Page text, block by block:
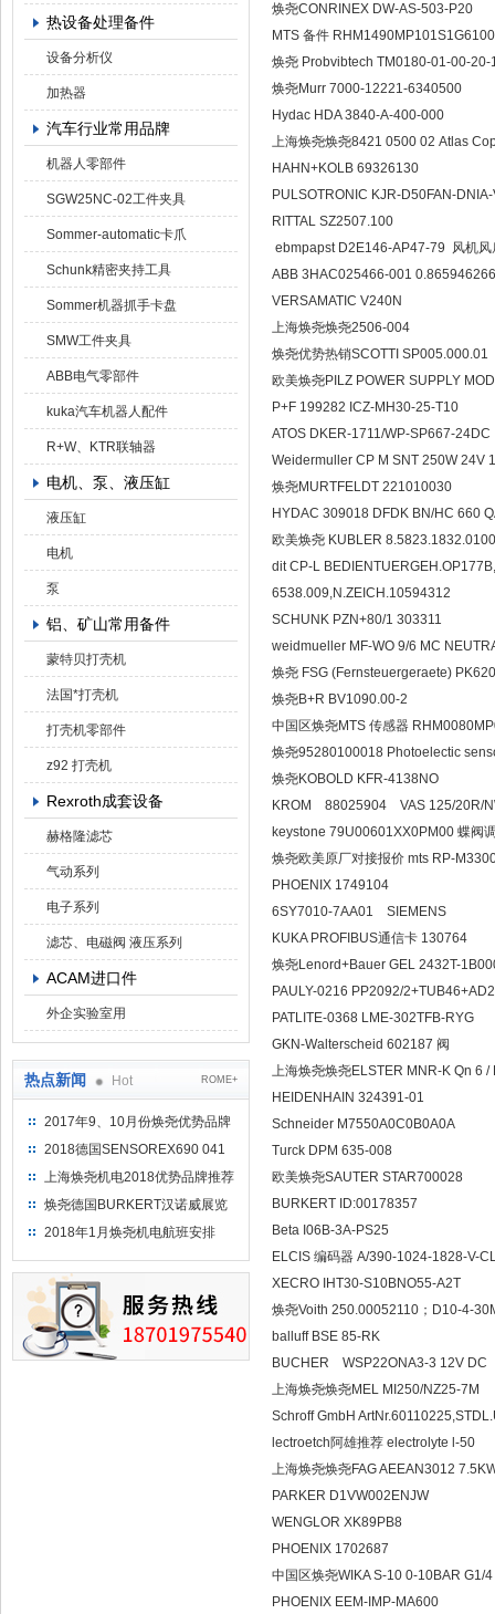
热设备处理备件
设备分析仪
加热器
汽车行业常用品牌
机器人零部件
SGW25NC-02工件夹具
Sommer-automatic卡爪
Schunk精密夹持工具
Sommer机器抓手卡盘
SMW工件夹具
ABB电气零部件
kuka汽车机器人配件
R+W、KTR联轴器
电机、泵、液压缸
液压缸
电机
泵
铝、矿山常用备件
蒙特贝打壳机
法国*打壳机
打壳机零部件
z92 打壳机
Rexroth成套设备
赫格隆滤芯
气动系列
电子系列
滤芯、电磁阀 液压系列
ACAM进口件
外企实验室用
热点新闻 Hot ROME+
2017年9、10月份焕尧优势品牌
推荐
2018德国SENSOREX690 041
415 D
上海焕尧机电2018优势品牌推荐
焕尧德国BURKERT汉诺威展览
（2018）
2018年1月焕尧机电航班安排
焕尧CONRINEX DW-AS-
MTS 备件
焕尧 Probvibtech TM0180-
焕尧Murr 7000-12221-
Hydac HDA 3840-A-400-
上海焕尧焕尧8421 0500 02
HAHN+KOLB
PULSOTRONIC KJR-
RITTAL SZ2507.100
ebmpapst D2E146-AP47-
ABB 3HAC025466-001
VERSAMATIC V240N
上海焕尧焕尧2506-004
焕尧优势热销SCOTTI
欧美焕尧PILZ POWER
P+F 199282 ICZ-MH30-
ATOS DKER-1711/WP-
Weidermuller CP M SNT
焕尧MURTFELDT
HYDAC 309018 DFDK BN/
欧美焕尧 KUBLER
dit CP-L
SCHUNK PZN+80/1
weidmueller MF-WO 9/6
焕尧 FSG
焕尧B+R BV1090.00-2
中国区焕尧MTS 传感器
焕尧95280100018
焕尧KOBOLD KFR-
KROM 88025904 VAS
keystone
焕尧欧美原厂对接报价 mts
PHOENIX 1749104
6SY7010-7AA01
KUKA PROFIBUS通信卡
焕尧Lenord+Bauer GEL
PAULY-0216 PP2092/
PATLITE-0368 LME-
GKN-Walterscheid
上海焕尧焕尧ELSTER MNR-
HEIDENHAIN 324391-
Schneider
Turck DPM 635-008
欧美焕尧SAUTER
BURKERT
Beta I06B-3A-PS25
ELCIS 编码器 A/390-1024-
XECRO IHT30-
焕尧Voith 250.00052110；
balluff BSE 85-RK
BUCHER
上海焕尧焕尧MEL MI250/
Schroff GmbH
lectroetch阿雄推荐
上海焕尧焕尧FAG
PARKER
WENGLOR XK89PB8
PHOENIX 1702687
中国区焕尧WIKA S-10 0-
PHOENIX EEM-IMP-